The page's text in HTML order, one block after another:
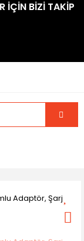
İÇİN BİZİ TAKİP